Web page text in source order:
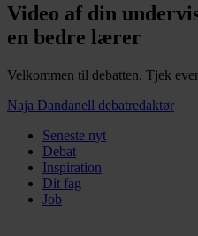
Video af din
en bedre lærer
Velkommen til debatten. Tjek
Naja Dandanell debatredaktør
Seneste nyt
Debat
Inspiration
Dit fag
Job